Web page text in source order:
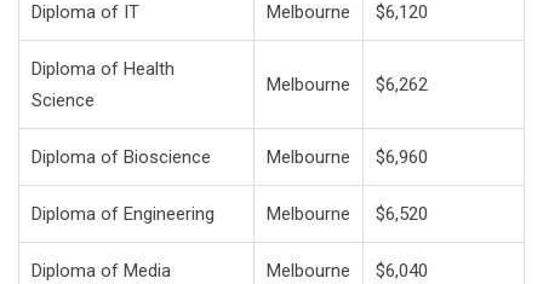
Diploma of IT Melbourne $6,120
Diploma of Health
Science
Melbourne $6,262
Diploma of Bioscience Melbourne $6,960
Diploma of Engineering Melbourne $6,520
Diploma of Media Melbourne $6,040